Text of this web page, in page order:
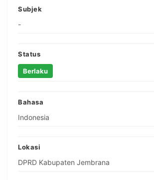
Subjek
-
Status
Berlaku
Bahasa
Indonesia
Lokasi
DPRD Kabupaten Jembrana